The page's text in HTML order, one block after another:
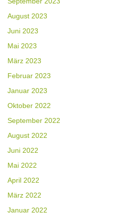
August 2023
Juni 2023
Mai 2023
März 2023
Februar 2023
Januar 2023
Oktober 2022
September 2022
August 2022
Juni 2022
Mai 2022
April 2022
März 2022
Januar 2022